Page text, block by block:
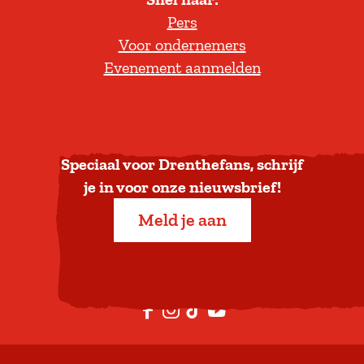
t
e
r
a
a
b
n
Pers
Voor ondernemers
Evenement aanmelden
Speciaal voor Drenthefans, schrijf
je in voor onze nieuwsbrief!
Meld je aan
F
a
I
n
T
i
Y
o